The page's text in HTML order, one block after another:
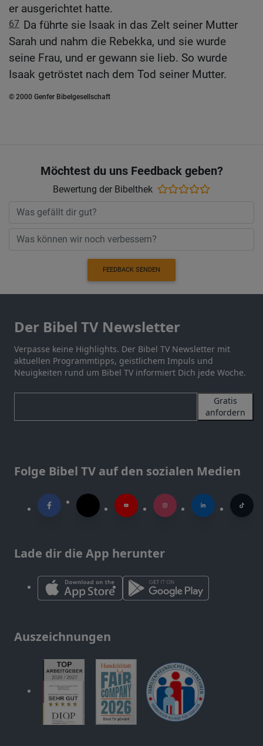
er ausgerichtet hatte.
67 Da führte sie Isaak in das Zelt seiner Mutter
Sarah und nahm die Rebekka, und sie wurde
seine Frau, und er gewann sie lieb. So wurde
Isaak getröstet nach dem Tod seiner Mutter.
© 2000 Genfer Bibelgesellschaft
Möchtest du uns Feedback geben?
Bewertung der Bibelthek
FEEDBACK SENDEN
Der Bibel TV Newsletter
Verpasse keine Highlights. Der Bibel TV Newsletter mit
aktuellen Programmtipps, geistlichem Impuls und
Neuigkeiten rund um Bibel TV informiert Dich jede Woche.
Gratis
anfordern
Folge Bibel TV auf den sozialen Medien
Lade dir die App herunter
Auszeichnungen